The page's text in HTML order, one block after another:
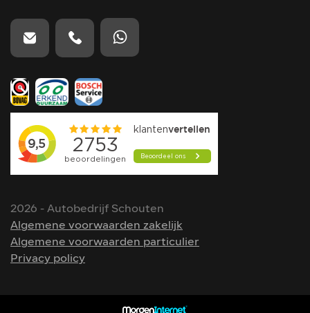
2026 - Autobedrijf Schouten
Algemene voorwaarden zakelijk
Algemene voorwaarden particulier
Privacy policy